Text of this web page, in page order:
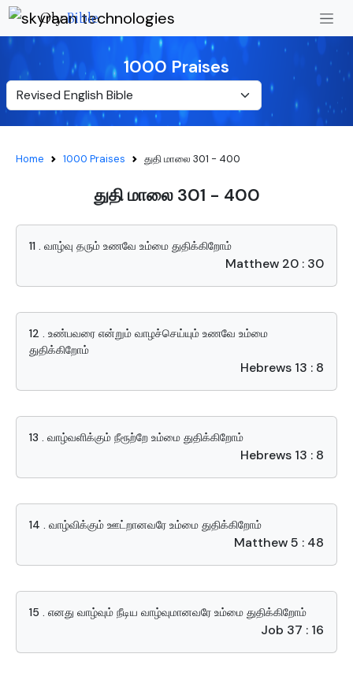
OlyBible
1000 Praises
Home 1000 Praises துதி மாலை 301 - 400
துதி மாலை 301 - 400
11 . வாழ்வு தரும் உணவே உம்மை துதிக்கிறோம்
Matthew 20 : 30
12 . உண்பவரை என்றும் வாழச்செய்யும் உணவே உம்மை
துதிக்கிறோம்
Hebrews 13 : 8
13 . வாழ்வளிக்கும் நீரூற்றே உம்மை துதிக்கிறோம்
Hebrews 13 : 8
14 . வாழ்விக்கும் ஊட்றானவரே உம்மை துதிக்கிறோம்
Matthew 5 : 48
15 . எனது வாழ்வும் நீடிய வாழ்வுமானவரே உம்மை துதிக்கிறோம்
Job 37 : 16